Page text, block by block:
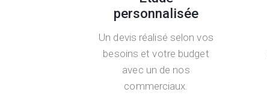
personnalisée
Un devis réalisé selon vos
besoins et votre budget
avec un de nos
commerciaux.